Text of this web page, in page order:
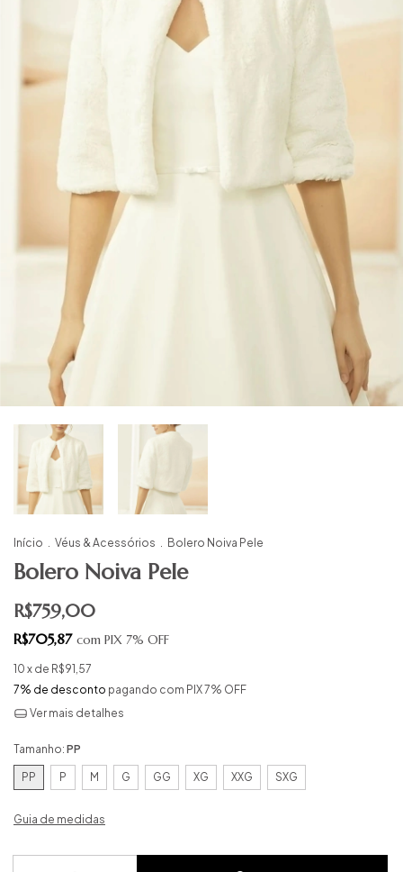
Início . Véus & Acessórios . Bolero Noiva Pele
Bolero Noiva Pele
R$759,00
R$705,87 com PIX 7% OFF
10 x de R$91,57
7% de desconto pagando com PIX 7% OFF
Ver mais detalhes
Tamanho: PP
PP P M G GG XG XXG SXG
Guia de medidas